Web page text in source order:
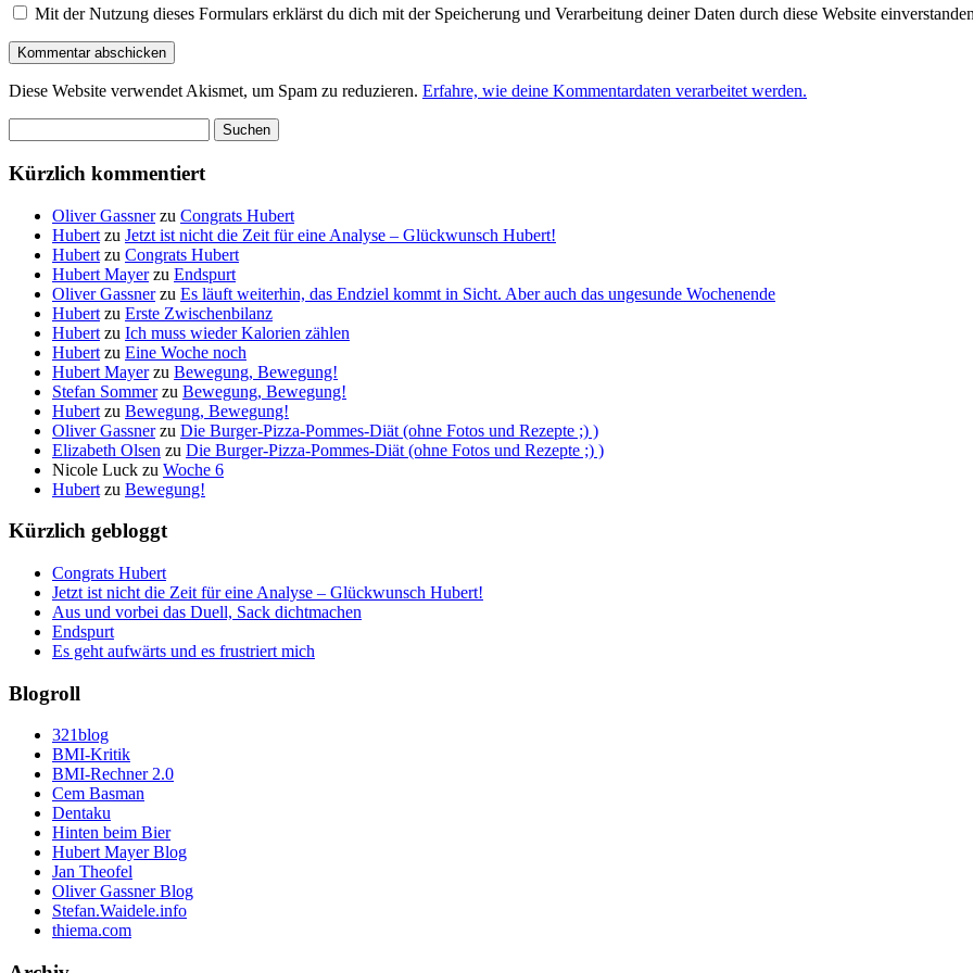
Mit der Nutzung dieses Formulars erklärst du dich mit der Speicherung und Verarbeitung deiner Daten durch diese Website
Diese Website verwendet Akismet, um Spam zu reduzieren. Erfahre, wie deine Kommentardaten verarbeitet werden.
nach:
Kürzlich kommentiert
Oliver Gassnerzu Congrats Hubert
Hubert zu Jetzt ist nicht die Zeit für eine Analyse – Glückwunsch Hubert!
Hubert zu Congrats Hubert
Hubert Mayerzu Endspurt
Oliver Gassnerzu Es läuft weiterhin, das Endziel kommt in Sicht. Aber auch das ungesunde Wochenende
Hubert zu Erste Zwischenbilanz
Hubert zu Ich muss wieder Kalorien zählen
Hubert zu Eine Woche noch
Hubert Mayerzu Bewegung, Bewegung!
Stefan Sommerzu Bewegung, Bewegung!
Hubert zu Bewegung, Bewegung!
Oliver Gassnerzu Die Burger-Pizza-Pommes-Diät (ohne Fotos und Rezepte ;) )
Elizabeth Olsen zu Die Burger-Pizza-Pommes-Diät (ohne Fotos und Rezepte ;) )
Nicole Luck zu Woche 6
Hubert zu Bewegung!
Kürzlich gebloggt
Congrats Hubert
Jetzt ist nicht die Zeit für eine Analyse – Glückwunsch Hubert!
Aus und vorbei das Duell, Sack dichtmachen
Endspurt
Es geht aufwärts und es frustriert mich
Blogroll
321blog
BMI-Kritik
BMI-Rechner 2.0
Cem Basman
Dentaku
Hinten beim Bier
Hubert Mayer Blog
Jan Theofel
Oliver Gassner Blog
Stefan.Waidele.info
thiema.com